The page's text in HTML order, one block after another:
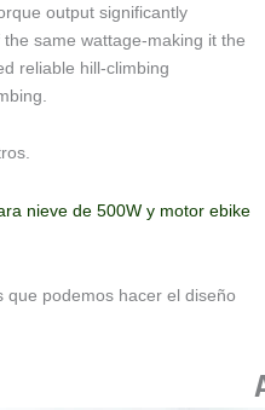
output significantly
same wattage-making it the
reliable hill-climbing
nieve de 500W y motor ebike
que podemos hacer el diseño